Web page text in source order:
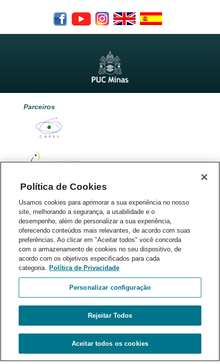
Parceiros
Av. Dom José Gaspar, 500 - Prédio 04 – 2º andar - Coração
Eucarístico - Belo Horizonte/MG - CEP: 30535901 - Telefone
geral: (31) 3319.4633
E-mail:atendimentoppgcr@pucminas.br/
ppgcr@pucminas.br.
Política de Cookies
Usamos cookies para aprimorar a sua experiência no nosso
site, melhorando a segurança, a usabilidade e o
desempenho, além de personalizar a sua experiência,
oferecendo conteúdos mais relevantes, de acordo com suas
preferências. Ao clicar em "Aceitar todos" você concorda
com o armazenamento de cookies no seu dispositivo, de
acordo com os objetivos especificados para cada
categoria. Política de Privacidade
Personalizar configuração
Rejeitar Todos
Aceitar todos os cookies